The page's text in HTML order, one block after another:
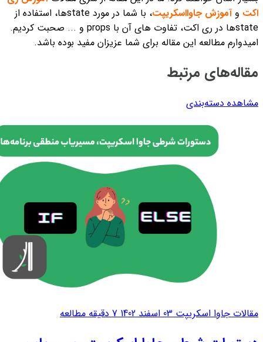
اکت وآموزش جاوااسکریپت
، با شما در مورد stateها، استفاده از
stateها در ری اکت، تفاوت های آن با props و ... صحبت کردیم.
امیدوارم مطالعه این مقاله برای شما عزیزان مفید بوده باشد.
مقاله‌های مرتبط
مشاهده دسته‌بندی
مقالات جاوا اسکریپت 03 اسفند 1402 7 دقیقه مطالعه